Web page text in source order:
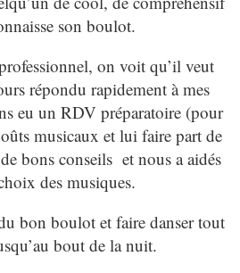
son boulot.
on voit qu’il veut
répondu rapidement à mes
eu un RDV préparatoire (pour
musicaux et lui faire part de
bons conseils et nous a aidés
des musiques.
bon boulot et faire danser tout
bout de la nuit.